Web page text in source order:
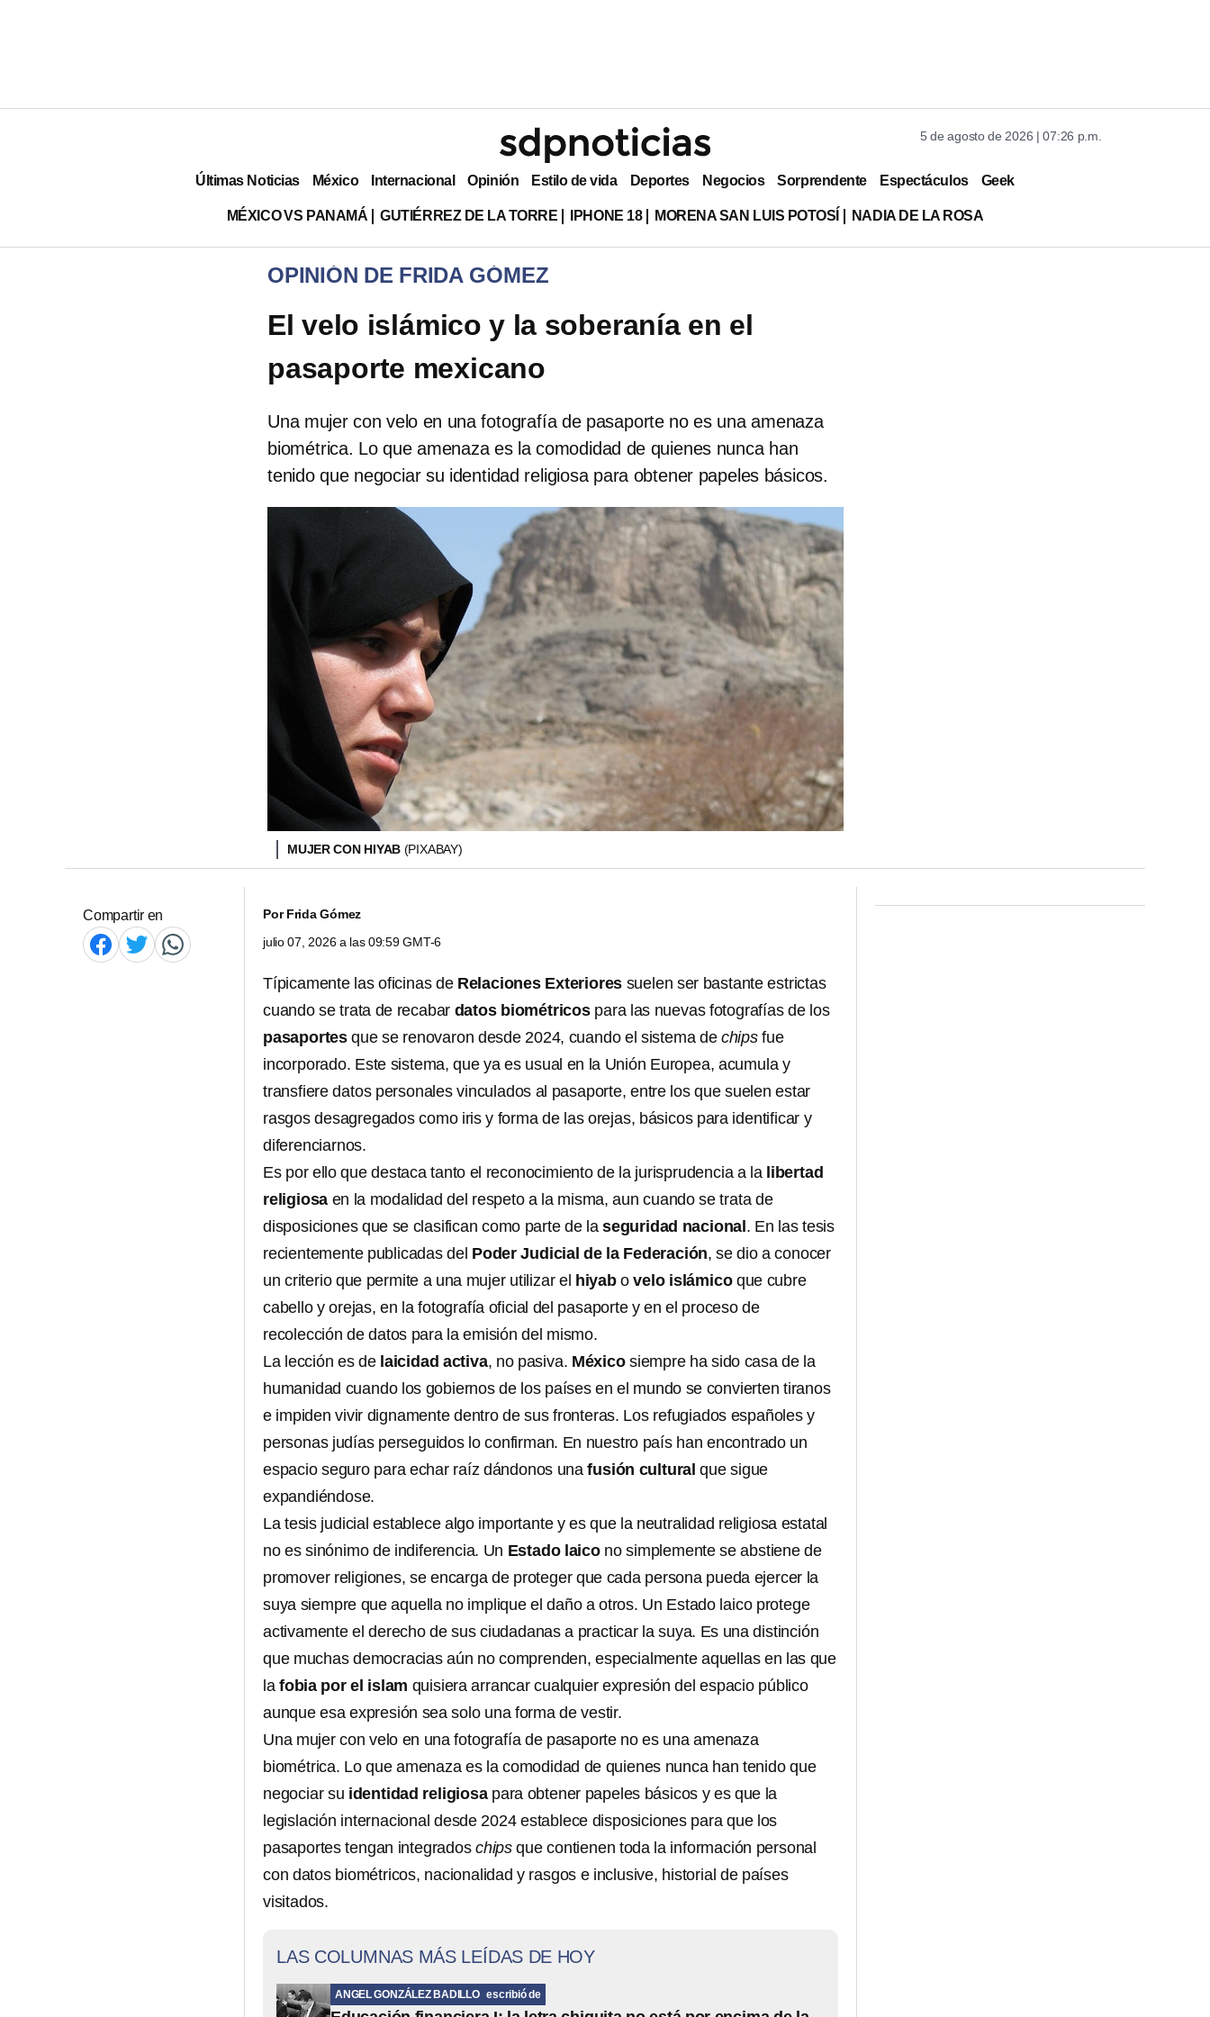
5 de agosto de 2026 | 07:26 p.m.
Últimas Noticias México Internacional Opinión Estilo de vida Deportes Negocios Sorprendente Espectáculos Geek
MÉXICO VS PANAMÁ GUTIÉRREZ DE LA TORRE IPHONE 18 MORENA SAN LUIS POTOSÍ NADIA DE LA ROSA
OPINIÓN DE FRIDA GÓMEZ
El velo islámico y la soberanía en el
pasaporte mexicano
Una mujer con velo en una fotografía de pasaporte no es una amenaza
biométrica. Lo que amenaza es la comodidad de quienes nunca han
tenido que negociar su identidad religiosa para obtener papeles básicos.
MUJER CON HIYAB (PIXABAY)
Compartir en PorFrida Gómez
julio 07, 2026 a las 09:59 GMT-6
Típicamente las oficinas de Relaciones Exteriores suelen ser bastante estrictas
cuando se trata de recabar datos biométricospara las nuevas fotografías de los
pasaportes que se renovaron desde 2024, cuando el sistema de chipsfue
incorporado. Este sistema, que ya es usual en la Unión Europea, acumula y
transfiere datos personales vinculados al pasaporte, entre los que suelen estar
rasgos desagregados como iris y forma de las orejas, básicos para identificar y
diferenciarnos.
Es por ello que destaca tanto el reconocimiento de la jurisprudencia a la libertad
religiosa en la modalidad del respeto a la misma, aun cuando se trata de
disposiciones que se clasifican como parte de la seguridad nacional . En las tesis
recientemente publicadas del Poder Judicial de la Federación, se dio a conocer
un criterio que permite a una mujer utilizar el hiyabovelo islámicoque cubre
cabello y orejas, en la fotografía oficial del pasaporte y en el proceso de
recolección de datos para la emisión del mismo.
La lección es delaicidad activa, no pasiva. Méxicosiempre ha sido casa de la
humanidad cuando los gobiernos de los países en el mundo se convierten tiranos
e impiden vivir dignamente dentro de sus fronteras. Los refugiados españoles y
personas judías perseguidos lo confirman. En nuestro país han encontrado un
espacio seguro para echar raíz dándonos unafusión cultural que sigue
expandiéndose.
La tesis judicial establece algo importante y es que la neutralidad religiosa estatal
no es sinónimo de indiferencia. Un Estado laicono simplemente se abstiene de
promover religiones, se encarga de proteger que cada persona pueda ejercer la
suya siempre que aquella no implique el daño a otros. Un Estado laico protege
activamente el derecho de sus ciudadanas a practicar la suya. Es una distinción
que muchas democracias aún no comprenden, especialmente aquellas en las que
la fobia por el islam quisiera arrancar cualquier expresión del espacio público
aunque esa expresión sea solo una forma de vestir.
Una mujer con velo en una fotografía de pasaporte no es una amenaza
biométrica. Lo que amenaza es la comodidad de quienes nunca han tenido que
negociar su identidad religiosapara obtener papeles básicos y es que la
legislación internacional desde 2024 establece disposiciones para que los
pasaportes tengan integradoschips que contienen toda la información personal
con datos biométricos, nacionalidad y rasgos e inclusive, historial de países
visitados.
LAS COLUMNAS MÁS LEÍDAS DE HOY
ANGEL GONZÁLEZ BADILLO escribió de